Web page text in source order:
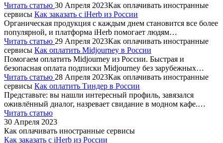
Читать статью 30 Апреля 2023Как оплачивать иностранные
сервисы Как заказать с iHerb из России
Органическая продукция с каждым днем становится все более
популярной, и платформа iHerb помогает людям…
Читать статью 29 Апреля 2023Как оплачивать иностранные
сервисы Как оплатить Midjourney в России
Помогаем оплатить Midjourney из России. Быстрая и
безопасная оплата подписки Midjourney без зарубежных…
Читать статью 28 Апреля 2023Как оплачивать иностранные
сервисы Как оплатить Тиндер в России
Представьте: вы нашли интересный профиль, завязался
оживлённый диалог, назревает свидание в модном кафе.…
Читать статью
30 Апреля 2023
Как оплачивать иностранные сервисы
Как заказать с iHerb из России